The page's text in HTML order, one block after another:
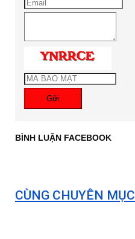
Gửi
BÌNH LUẬN FACEBOOK
CÙNG CHUYÊN MỤC